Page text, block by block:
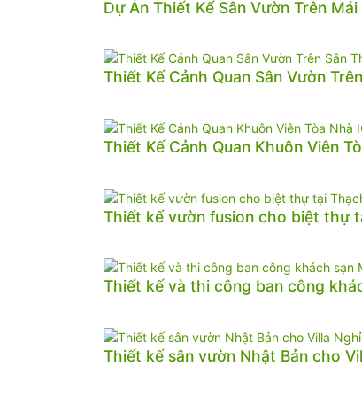
Dự Án Thiết Kế Sân Vườn Trên Mái
Thiết Kế Cảnh Quan Sân Vườn
Thiết Kế Cảnh Quan Khuôn Viên
Thiết kế vườn fusion cho biệt thự
Thiết kế và thi công ban công
Thiết kế sân vườn Nhật Bản cho